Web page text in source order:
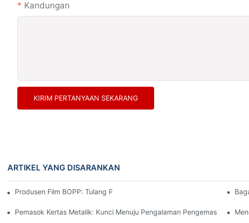
Kandungan
KIRIM PERTANYAAN SEKARANG
ARTIKEL YANG DISARANKAN
Produsen Film BOPP: Tulang Punggung Kemasan Fleksibel
Pemasok Kertas Metalik: Kunci Menuju Pengalaman Pengemasan